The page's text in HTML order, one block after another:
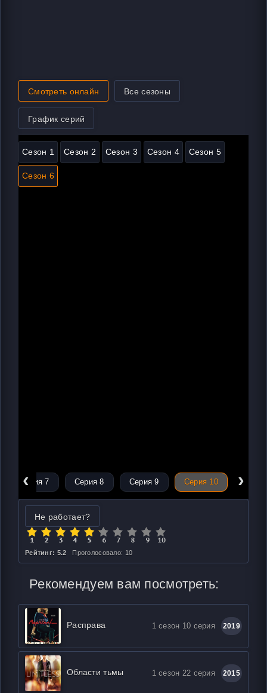
Смотреть онлайн Все сезоны
График серий
Сезон 1 Сезон 2 Сезон 3 Сезон 4 Сезон 5
Сезон 6
‹
Серия 7 Серия 8 Серия 9 Серия 10 ›
Не работает?
Рейтинг: 5.2 Проголосовало: 10
Рекомендуем вам посмотреть:
Расправа 1 сезон 10 серия 2019
Области тьмы 1 сезон 22 серия 2015